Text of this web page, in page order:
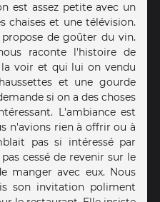
est assez petite avec un
chaises et une télévision.
de goûter du vin.
raconte l'histoire de
voir et qui lui on vendu
et une gourde
si on a des choses
L'ambiance est
n'avions rien à offrir ou à
pas si intéressé par
cessé de revenir sur le
manger avec eux. Nous
son invitation poliment